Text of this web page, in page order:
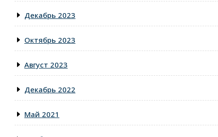
Декабрь 2023
Октябрь 2023
Август 2023
Декабрь 2022
Май 2021